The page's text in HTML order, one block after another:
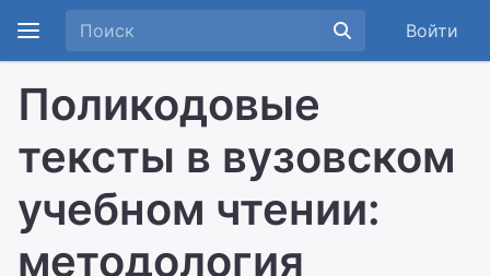
Войти
Поликодовые
тексты в вузовском
учебном чтении:
методология